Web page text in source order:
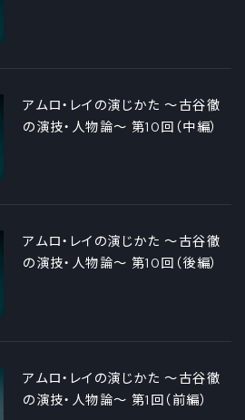
アムロ・レイの演じかた ～古谷徹
の演技・人物論～ 第10回（中編）
アムロ・レイの演じかた ～古谷徹
の演技・人物論～ 第10回（後編）
アムロ・レイの演じかた ～古谷徹
の演技・人物論～ 第1回（前編）